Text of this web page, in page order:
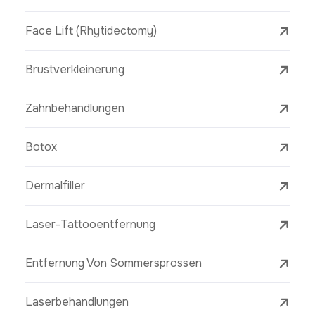
Face Lift (Rhytidectomy)
Brustverkleinerung
Zahnbehandlungen
Botox
Dermalfiller
Laser-Tattooentfernung
Entfernung Von Sommersprossen
Laserbehandlungen